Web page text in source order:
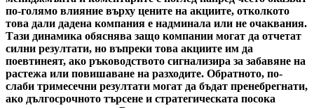
по-голямо влияние върху цените на акциите, отколкото
това дали дадена компания е надминала или не очаквания.
Тази динамика обяснява защо компании могат да отчетат
силни резултати, но въпреки това акциите им да
поевтинеят, ако ръководството сигнализира за забавяне на
растежа или повишаване на разходите. Обратното, по-
слаби тримесечни резултати могат да бъдат пренебрегнати,
ако дългосрочното търсене и стратегическата посока